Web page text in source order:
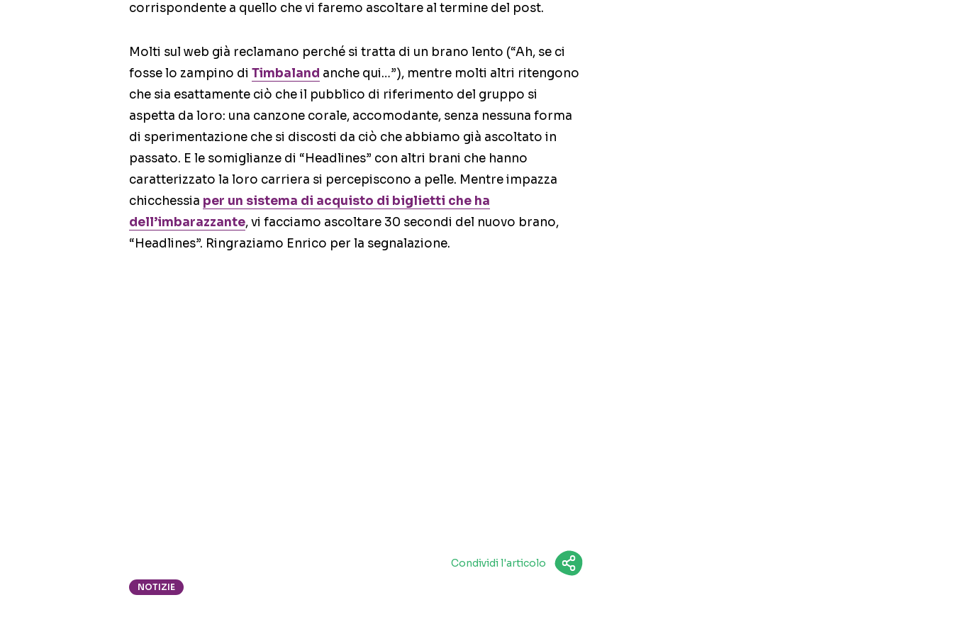
corrispondente a quello che vi faremo ascoltare al termine del post.
Molti sul web già reclamano perché si tratta di un brano lento (“Ah, se ci
fosse lo zampino di Timbaland anche qui…”), mentre molti altri ritengono
che sia esattamente ciò che il pubblico di riferimento del gruppo si
aspetta da loro: una canzone corale, accomodante, senza nessuna forma
di sperimentazione che si discosti da ciò che abbiamo già ascoltato in
passato. E le somiglianze di “Headlines” con altri brani che hanno
caratterizzato la loro carriera si percepiscono a pelle. Mentre impazza
chicchessia per un sistema di acquisto di biglietti che ha
dell’imbarazzante, vi facciamo ascoltare 30 secondi del nuovo brano,
“Headlines”. Ringraziamo Enrico per la segnalazione.
Condividi l'articolo
NOTIZIE